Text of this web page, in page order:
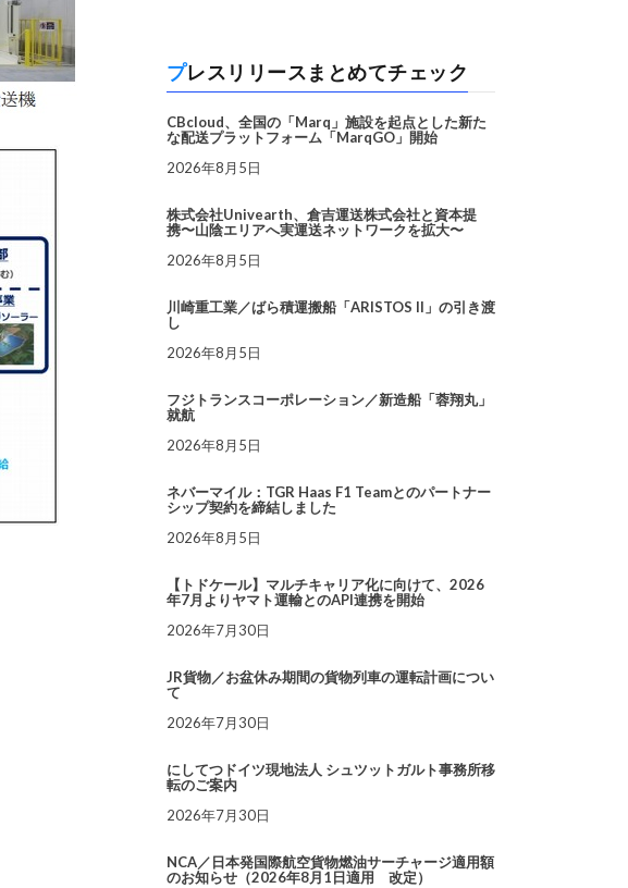
プレスリリースまとめてチェック
CBcloud、全国の「Marq」施設を起点とした新た
な配送プラットフォーム「MarqGO」開始
2026年8月5日
株式会社Univearth、倉吉運送株式会社と資本提
携〜山陰エリアへ実運送ネットワークを拡大〜
2026年8月5日
川崎重工業／ばら積運搬船「ARISTOS II」の引き渡
し
2026年8月5日
フジトランスコーポレーション／新造船「蓉翔丸」
就航
2026年8月5日
ネバーマイル：TGR Haas F1 Teamとのパートナー
シップ契約を締結しました
2026年8月5日
【トドケール】マルチキャリア化に向けて、2026
年7月よりヤマト運輸とのAPI連携を開始
2026年7月30日
JR貨物／お盆休み期間の貨物列車の運転計画につい
て
2026年7月30日
にしてつドイツ現地法人 シュツットガルト事務所移
転のご案内
2026年7月30日
NCA／日本発国際航空貨物燃油サーチャージ適用額
のお知らせ（2026年8月1日適用 改定）